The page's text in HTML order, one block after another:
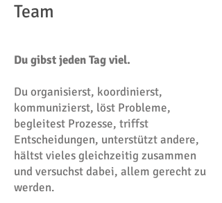
Team
Du gibst jeden Tag viel.
Du organisierst, koordinierst,
kommunizierst, löst Probleme,
begleitest Prozesse, triffst
Entscheidungen, unterstützt andere,
hältst vieles gleichzeitig zusammen
und versuchst dabei, allem gerecht zu
werden.